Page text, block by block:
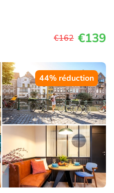
€162 €139
44% réduction